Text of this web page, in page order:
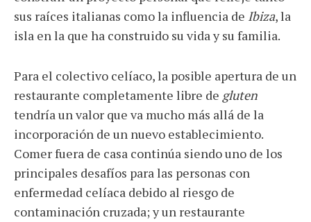
sus raíces italianas como la influencia de Ibiza, la
isla en la que ha construido su vida y su familia.
Para el colectivo celíaco, la posible apertura de un
restaurante completamente libre de gluten
tendría un valor que va mucho más allá de la
incorporación de un nuevo establecimiento.
Comer fuera de casa continúa siendo uno de los
principales desafíos para las personas con
enfermedad celíaca debido al riesgo de
contaminación cruzada; y un restaurante